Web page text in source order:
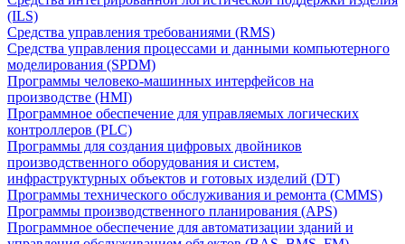
(ILS)
Средства управления требованиями (RMS)
Средства управления процессами и данными компьютерного
моделирования (SPDM)
Программы человеко-машинных интерфейсов на
производстве (HMI)
Программное обеспечение для управляемых логических
контроллеров (PLC)
Программы для создания цифровых двойников
производственного оборудования и систем,
инфраструктурных объектов и готовых изделий (DT)
Программы технического обслуживания и ремонта (CMMS)
Программы производственного планирования (APS)
Программное обеспечение для автоматизации зданий и